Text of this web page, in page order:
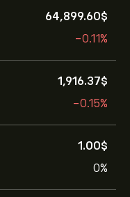
64,899.60‎$‎
-0.11%
1,916.37‎$‎
-0.15%
1.00‎$‎
0%